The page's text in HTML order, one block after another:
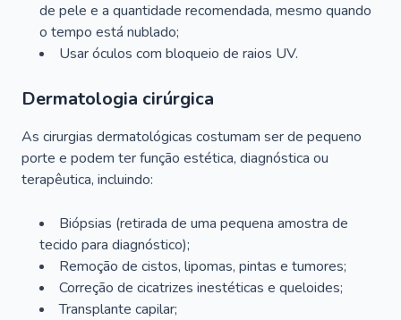
de pele e a quantidade recomendada, mesmo quando
o tempo está nublado;
Usar óculos com bloqueio de raios UV.
Dermatologia cirúrgica
As cirurgias dermatológicas costumam ser de pequeno
porte e podem ter função estética, diagnóstica ou
terapêutica, incluindo:
Biópsias (retirada de uma pequena amostra de
tecido para diagnóstico);
Remoção de cistos, lipomas, pintas e tumores;
Correção de cicatrizes inestéticas e queloides;
Transplante capilar;